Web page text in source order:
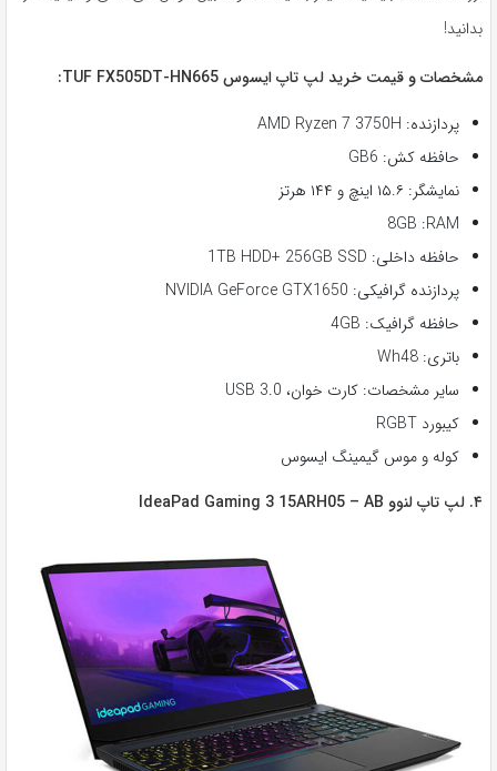
بدانید!
مشخصات و قیمت خرید لپ تاپ ایسوس TUF FX505DT-HN665:
پردازنده: AMD Ryzen 7 3750H
حافظه کش: GB6
نمایشگر: ۱۵.۶ اینچ و ۱۴۴ هرتز
8GB :RAM
حافظه داخلی: 1TB HDD+ 256GB SSD
پردازنده گرافیکی: NVIDIA GeForce GTX1650
حافظه گرافیک: 4GB
باتری: Wh48
سایر مشخصات: کارت خوان، USB 3.0
کیبورد RGBT
کوله و موس گیمینگ ایسوس
۴. لپ تاپ لنوو IdeaPad Gaming 3 15ARH05 – AB